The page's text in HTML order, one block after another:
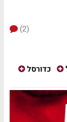
(2)
כדורסל